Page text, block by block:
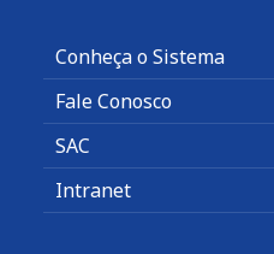
Conheça o Sistema
Fale Conosco
SAC
Intranet